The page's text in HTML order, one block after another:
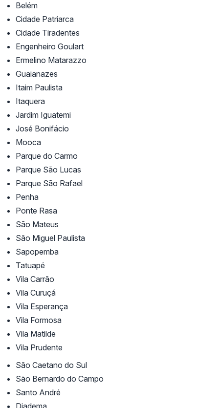
Belém
Cidade Patriarca
Cidade Tiradentes
Engenheiro Goulart
Ermelino Matarazzo
Guaianazes
Itaim Paulista
Itaquera
Jardim Iguatemi
José Bonifácio
Mooca
Parque do Carmo
Parque São Lucas
Parque São Rafael
Penha
Ponte Rasa
São Mateus
São Miguel Paulista
Sapopemba
Tatuapé
Vila Carrão
Vila Curuçá
Vila Esperança
Vila Formosa
Vila Matilde
Vila Prudente
São Caetano do Sul
São Bernardo do Campo
Santo André